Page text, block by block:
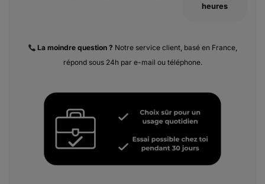
heures
La moindre question ? Notre service client, basé en France,
répond sous 24h par e-mail ou téléphone.